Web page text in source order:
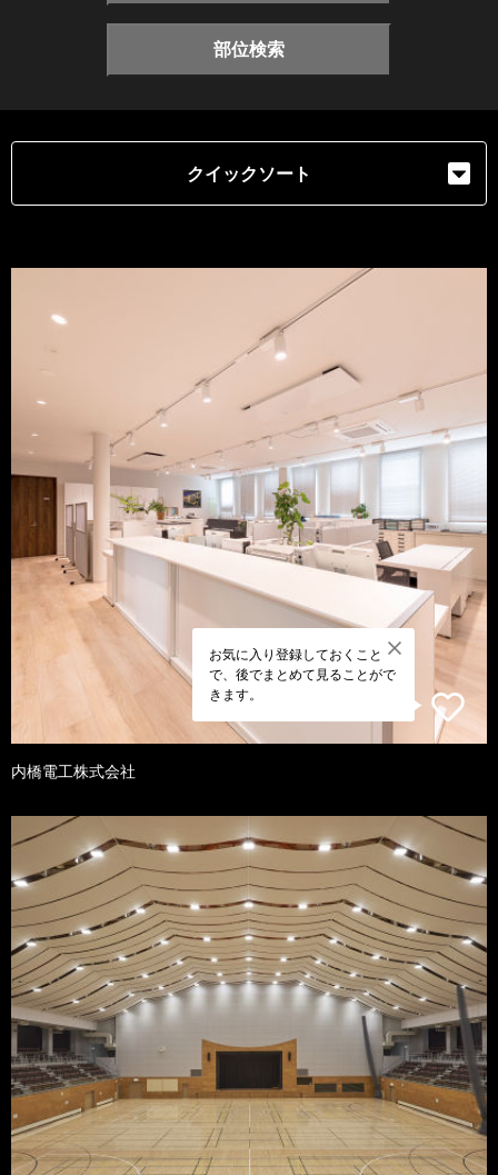
部位検索
クイックソート
お気に入り登録しておくこと
で、後でまとめて見ることがで
きます。
内橋電工株式会社